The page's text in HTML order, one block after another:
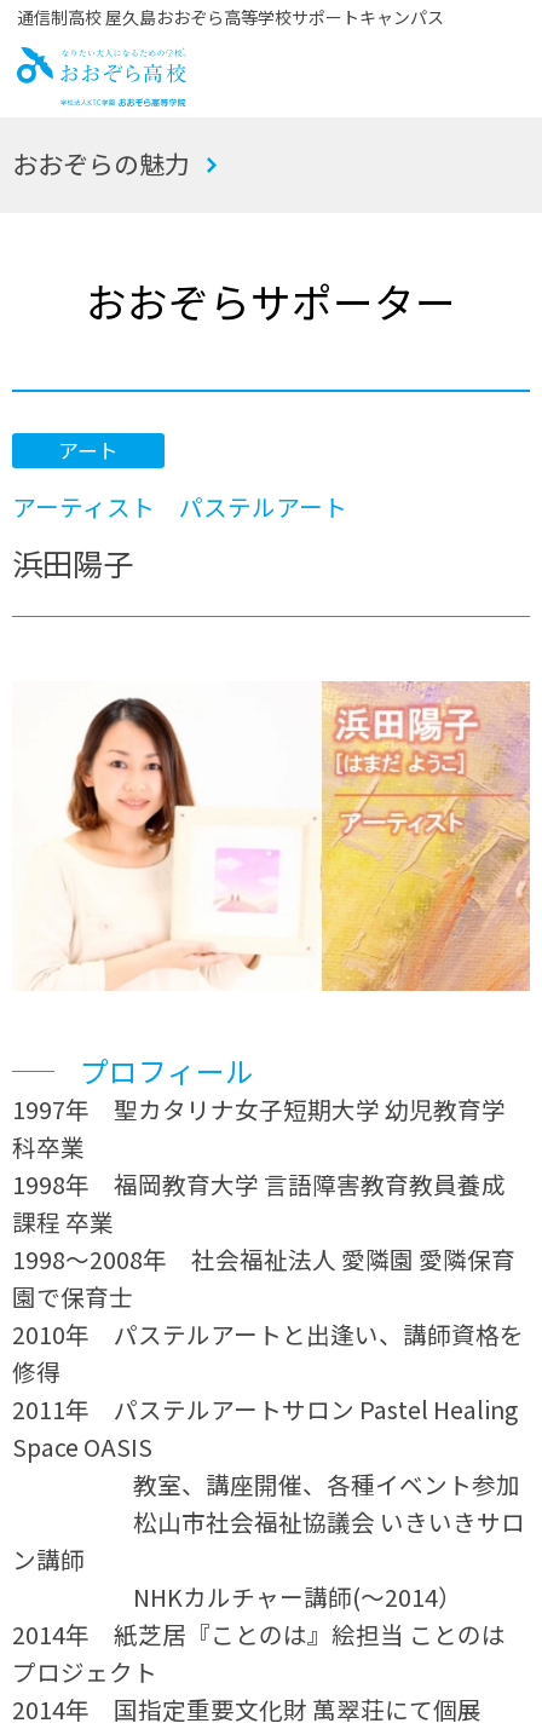
通信制高校 屋久島おおぞら高等学校サポートキャンパス
お
おおぞらの魅力
おおぞらサポーター
アート
アーティスト パステルアート
浜田陽子
プロフィール
1997年 聖カタリナ女子短期大学 幼児教育学
科卒業
1998年 福岡教育大学 言語障害教育教員養成
課程 卒業
1998～2008年 社会福祉法人 愛隣園 愛隣保育
園で保育士
2010年 パステルアートと出逢い、講師資格を
修得
2011年 パステルアートサロン Pastel Healing
Space OASIS
教室、講座開催、各種イベント参加
松山市社会福祉協議会 いきいきサロ
ン講師
NHKカルチャー講師(～2014）
2014年 紙芝居『ことのは』絵担当 ことのは
プロジェクト
2014年 国指定重要文化財 萬翠荘にて個展